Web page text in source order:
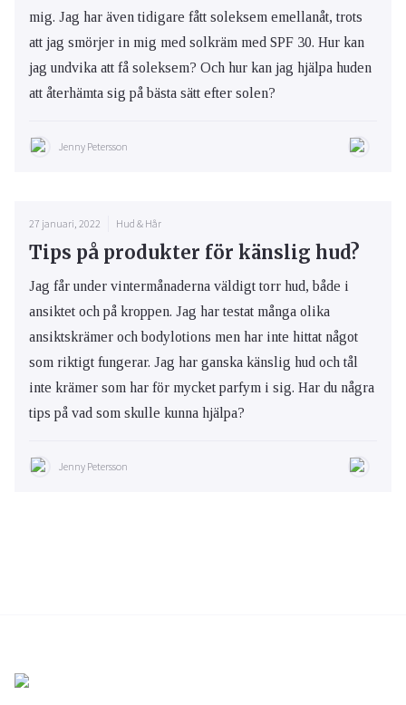
mig. Jag har även tidigare fått soleksem emellanåt, trots
att jag smörjer in mig med solkräm med SPF 30. Hur kan
jag undvika att få soleksem? Och hur kan jag hjälpa huden
att återhämta sig på bästa sätt efter solen?
Jenny Petersson
27 januari, 2022 Hud & Hår
Tips på produkter för känslig hud?
Jag får under vintermånaderna väldigt torr hud, både i
ansiktet och på kroppen. Jag har testat många olika
ansiktskrämer och bodylotions men har inte hittat något
som riktigt fungerar. Jag har ganska känslig hud och tål
inte krämer som har för mycket parfym i sig. Har du några
tips på vad som skulle kunna hjälpa?
Jenny Petersson